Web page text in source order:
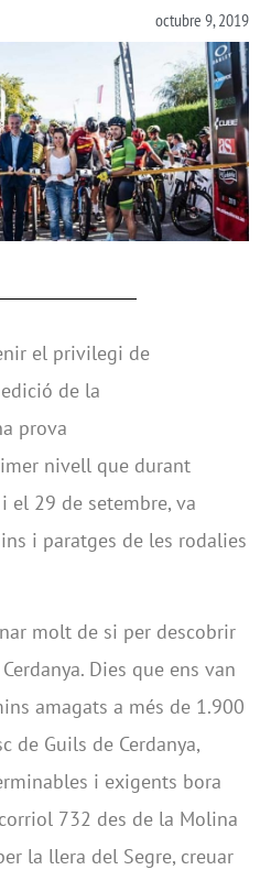
octubre 9, 2019
el privilegi de
de la
prova
nivell que durant
el 29 de setembre, va
i paratges de les rodalies
molt de si per descobrir
Dies que ens van
amagats a més de 1.900
de Guils de Cerdanya,
i exigents bora
732 des de la Molina
la llera del Segre, creuar